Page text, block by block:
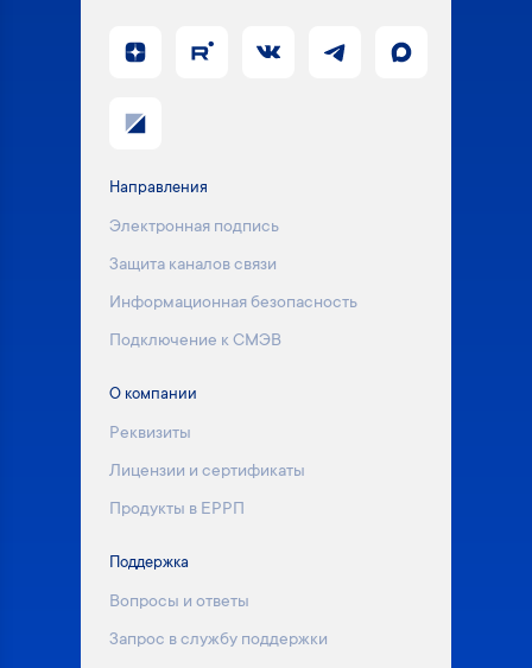
Направления
Электронная подпись
Защита каналов связи
Информационная безопасность
Подключение к СМЭВ
О компании
Реквизиты
Лицензии и сертификаты
Продукты в ЕРРП
Поддержка
Вопросы и ответы
Запрос в службу поддержки